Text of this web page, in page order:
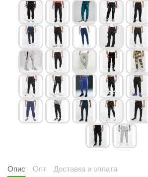
Опис Опт Доставка и оплата